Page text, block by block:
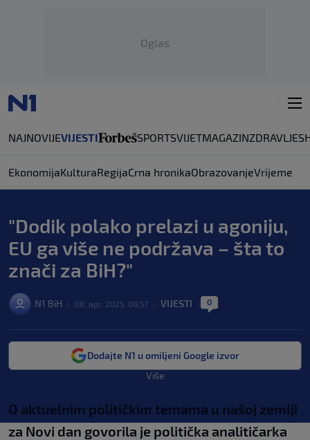
Oglas
NAJNOVIJEVIJESTI SPORTSVIJETMAGAZINZDRAVLJE
EkonomijaKulturaRegijaCrna hronikaObrazovanjeVrijeme
"Dodik polako prelazi u agoniju,
EU ga više ne podržava – šta to
znači za BiH?"
N1 BiH 08. apr. 2025. 08:57 VIJESTI 0
Dodajte N1 u omiljeni Google izvor
Više
O aktuelnim političkim temama u našoj zemlji
za Novi dan govorila je politička analitičarka